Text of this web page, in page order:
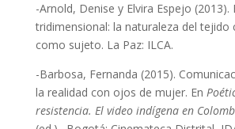
-Arnold, Denise y Elvira Espejo (2013).
tridimensional: la naturaleza del
como sujeto. La Paz: ILCA.
-Barbosa, Fernanda (2015).
la realidad con ojos de mujer. En
resistencia. El video indígena en